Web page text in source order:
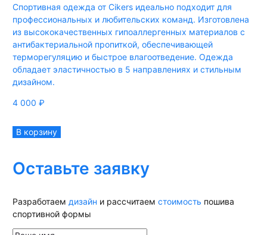
Спортивная одежда от Cikers идеально подходит для
профессиональных и любительских команд. Изготовлена
из высококачественных гипоаллергенных материалов с
антибактериальной пропиткой, обеспечивающей
терморегуляцию и быстрое влагоотведение. Одежда
обладает эластичностью в 5 направлениях и стильным
дизайном.
4 000 ₽
В корзину
Оставьте заявку
Разработаем дизайн и рассчитаем стоимость пошива
спортивной формы